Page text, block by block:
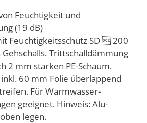
Feuchtigkeit und
(19 dB)
Feuchtigkeitsschutz SD  200
Trittschalldämmung
2 mm starken PE-Schaum.
60 mm Folie überlappend
Für Warmwasser-
geeignet. Hinweis: Alu-
legen.